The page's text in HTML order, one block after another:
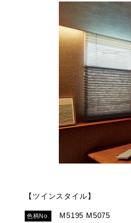
【ツインスタイル】
色柄No. M5195 M5075